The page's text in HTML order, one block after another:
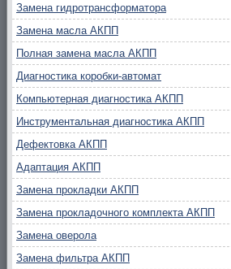
Замена гидротрансформатора
Замена масла АКПП
Полная замена масла АКПП
Диагностика коробки-автомат
Компьютерная диагностика АКПП
Инструментальная диагностика АКПП
Дефектовка АКПП
Адаптация АКПП
Замена прокладки АКПП
Замена прокладочного комплекта АКПП
Замена оверола
Замена фильтра АКПП